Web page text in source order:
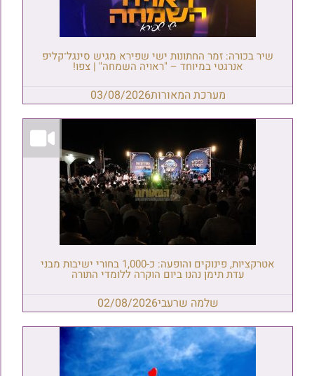
שיר בכורה: זמר החתונות ישי שפירא מגיש סינגל־קליפ
אנרגטי במיוחד – "ראויה השמחה" | צפו!
מערכת המאורות03/08/2026
אטרקציות, פינוקים והופעה: כ-1,000 בחורי ישיבות מבני
עדת תימן נהנו ביום הוקרה ללומדי התורה
שלמה שרעבי02/08/2026